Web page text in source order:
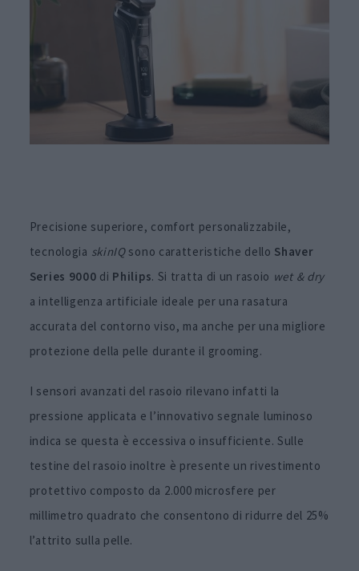
Precisione superiore, comfort personalizzabile,
tecnologia skinIQsono caratteristiche dello Shaver
Series 9000 di Philips. Si tratta di un rasoio wet & dry
a intelligenza artificiale ideale per una rasatura
accurata del contorno viso, ma anche per una migliore
protezione della pelle durante il grooming.
I sensori avanzati del rasoio rilevano infatti la
pressione applicata e l’innovativo segnale luminoso
indica se questa è eccessiva o insufficiente. Sulle
testine del rasoio inoltre è presente un rivestimento
protettivo composto da 2.000 microsfere per
millimetro quadrato che consentono di ridurre del 25%
l’attrito sulla pelle.